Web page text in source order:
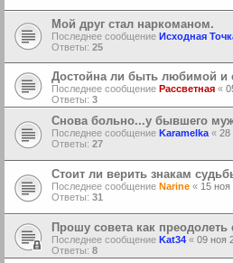
Мой друг стал наркоманом.
Последнее сообщение Исходная
Ответы: 25
Достойна ли быть любимой и
Последнее сообщение Рассветная «
Ответы: 3
Снова больно...у бывшего
Последнее сообщение Karamelka « 28
Ответы: 27
Cтоит ли верить знакам
Последнее сообщение Narine « 15 ноя
Ответы: 31
Прошу совета как преодолеть
Последнее сообщение Kat34 « 09 ноя
Ответы: 8